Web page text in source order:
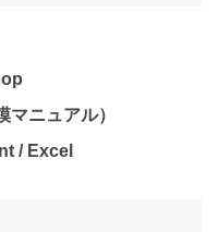
ニュアル）
/ Excel